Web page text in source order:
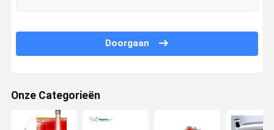
De Machine van de schokgolftherapie
De Machine van de magneetontstekingstherapie
De Machine van de ultrasone klanktherapie
Doorgaan
Onze Categorieën